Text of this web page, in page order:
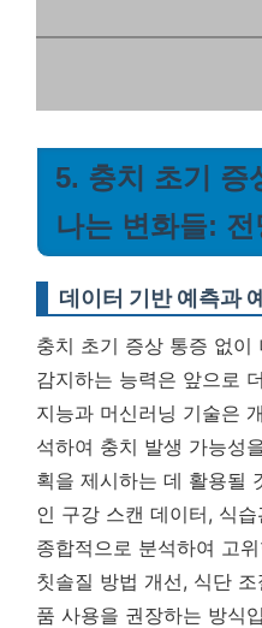
5. 충치 초기 증
나는 변화들:
데이터 기반 예측과
충치 초기 증상 통증 없이
감지하는 능력은 앞으로
지능과 머신러닝 기술은
석하여 충치 발생 가능성
획을 제시하는 데 활용될
인 구강 스캔 데이터, 식
종합적으로 분석하여 고
칫솔질 방법 개선, 식단
품 사용을 권장하는 방식